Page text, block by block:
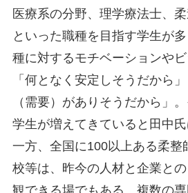
医療系の分野、理学療法士、
といった職種を目指す学生が
種に対するモチベーションや
「何となく安定しそうだから
（需要）がありそうだから」
学生が増えてきていると田中氏
一方、全国に100以上ある柔整
校等は、昨今の人材と企業と